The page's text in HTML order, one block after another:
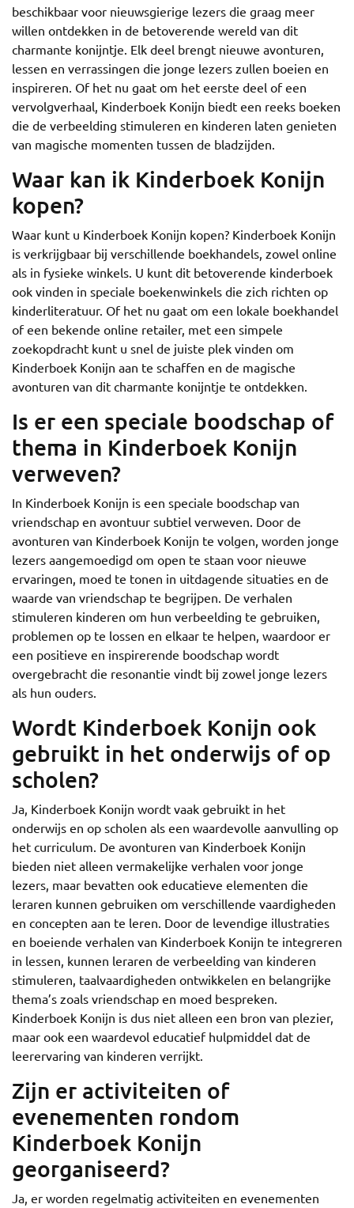
beschikbaar voor nieuwsgierige lezers die graag meer
willen ontdekken in de betoverende wereld van dit
charmante konijntje. Elk deel brengt nieuwe avonturen,
lessen en verrassingen die jonge lezers zullen boeien en
inspireren. Of het nu gaat om het eerste deel of een
vervolgverhaal, Kinderboek Konijn biedt een reeks boeken
die de verbeelding stimuleren en kinderen laten genieten
van magische momenten tussen de bladzijden.
Waar kan ik Kinderboek Konijn
kopen?
Waar kunt u Kinderboek Konijn kopen? Kinderboek Konijn
is verkrijgbaar bij verschillende boekhandels, zowel online
als in fysieke winkels. U kunt dit betoverende kinderboek
ook vinden in speciale boekenwinkels die zich richten op
kinderliteratuur. Of het nu gaat om een lokale boekhandel
of een bekende online retailer, met een simpele
zoekopdracht kunt u snel de juiste plek vinden om
Kinderboek Konijn aan te schaffen en de magische
avonturen van dit charmante konijntje te ontdekken.
Is er een speciale boodschap of
thema in Kinderboek Konijn
verweven?
In Kinderboek Konijn is een speciale boodschap van
vriendschap en avontuur subtiel verweven. Door de
avonturen van Kinderboek Konijn te volgen, worden jonge
lezers aangemoedigd om open te staan voor nieuwe
ervaringen, moed te tonen in uitdagende situaties en de
waarde van vriendschap te begrijpen. De verhalen
stimuleren kinderen om hun verbeelding te gebruiken,
problemen op te lossen en elkaar te helpen, waardoor er
een positieve en inspirerende boodschap wordt
overgebracht die resonantie vindt bij zowel jonge lezers
als hun ouders.
Wordt Kinderboek Konijn ook
gebruikt in het onderwijs of op
scholen?
Ja, Kinderboek Konijn wordt vaak gebruikt in het
onderwijs en op scholen als een waardevolle aanvulling op
het curriculum. De avonturen van Kinderboek Konijn
bieden niet alleen vermakelijke verhalen voor jonge
lezers, maar bevatten ook educatieve elementen die
leraren kunnen gebruiken om verschillende vaardigheden
en concepten aan te leren. Door de levendige illustraties
en boeiende verhalen van Kinderboek Konijn te integreren
in lessen, kunnen leraren de verbeelding van kinderen
stimuleren, taalvaardigheden ontwikkelen en belangrijke
thema’s zoals vriendschap en moed bespreken.
Kinderboek Konijn is dus niet alleen een bron van plezier,
maar ook een waardevol educatief hulpmiddel dat de
leerervaring van kinderen verrijkt.
Zijn er activiteiten of
evenementen rondom
Kinderboek Konijn
georganiseerd?
Ja, er worden regelmatig activiteiten en evenementen